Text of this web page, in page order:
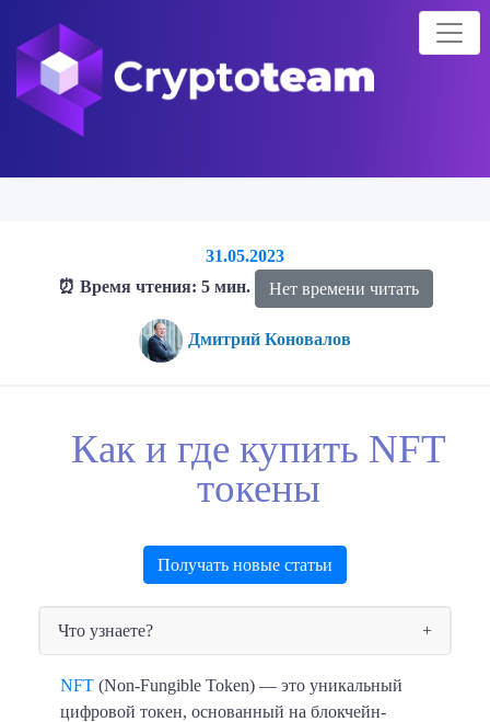
31.05.2023
⏰ Время чтения: 5 мин.
Нет времени читать
Дмитрий Коновалов
купить NFT токены
Как и где купить NFT
токены
Получать новые статьи
Что узнаете?
NFT (Non-Fungible Token) — это уникальный
цифровой токен, основанный на блокчейн-